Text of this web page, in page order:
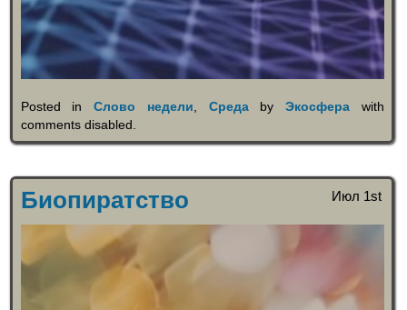
Posted inСлово недели СредаbyЭкосфера with
comments disabled
Июл 1st
Биопиратство